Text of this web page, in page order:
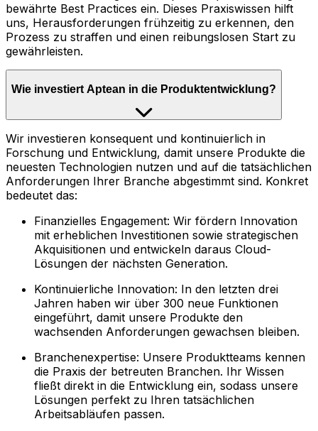
bewährte Best Practices ein. Dieses Praxiswissen hilft
uns, Herausforderungen frühzeitig zu erkennen, den
Prozess zu straffen und einen reibungslosen Start zu
gewährleisten.
Wie investiert Aptean in die Produktentwicklung?
Wir investieren konsequent und kontinuierlich in
Forschung und Entwicklung, damit unsere Produkte die
neuesten Technologien nutzen und auf die tatsächlichen
Anforderungen Ihrer Branche abgestimmt sind. Konkret
bedeutet das:
Finanzielles Engagement: Wir fördern Innovation
mit erheblichen Investitionen sowie strategischen
Akquisitionen und entwickeln daraus Cloud-
Lösungen der nächsten Generation.
Kontinuierliche Innovation: In den letzten drei
Jahren haben wir über 300 neue Funktionen
eingeführt, damit unsere Produkte den
wachsenden Anforderungen gewachsen bleiben.
Branchenexpertise: Unsere Produktteams kennen
die Praxis der betreuten Branchen. Ihr Wissen
fließt direkt in die Entwicklung ein, sodass unsere
Lösungen perfekt zu Ihren tatsächlichen
Arbeitsabläufen passen.